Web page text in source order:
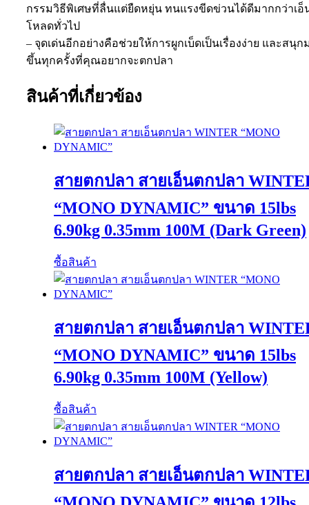
กรรมวิธีพิเศษที่ลื่นแต่ยืดหยุ่น ทนแรงขีดข่วนได้ดีมากกว่าเอ็
โหลดทั่วไป
– จุดเด่นอีกอย่างคือช่วยให้การผูกเบ็ดเป็นเรื่องง่าย และสนุก
ขึ้นทุกครั้งที่คุณอยากจะตกปลา
สินค้าที่เกี่ยวข้อง
สายตกปลา สายเอ็นตกปลา
“MONO DYNAMIC” ขนาด 15lbs
6.90kg 0.35mm 100M (Dark Green)
ซื้อสินค้า
สายตกปลา สายเอ็นตกปลา
“MONO DYNAMIC” ขนาด 15lbs
6.90kg 0.35mm 100M (Yellow)
ซื้อสินค้า
สายตกปลา สายเอ็นตกปลา